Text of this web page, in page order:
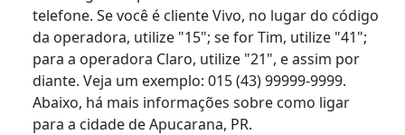
telefone. Se você é cliente Vivo, no lugar do código
da operadora, utilize "15"; se for Tim, utilize "41";
para a operadora Claro, utilize "21", e assim por
diante. Veja um exemplo: 015 (43) 99999-9999.
Abaixo, há mais informações sobre como ligar
para a cidade de Apucarana, PR.